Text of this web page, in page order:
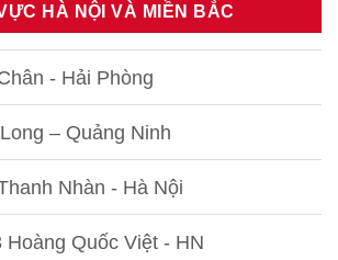
HÀ NỘI VÀ MIỀN BẮC
- Hải Phòng
– Quảng Ninh
Nhàn - Hà Nội
Hoàng Quốc Việt - HN